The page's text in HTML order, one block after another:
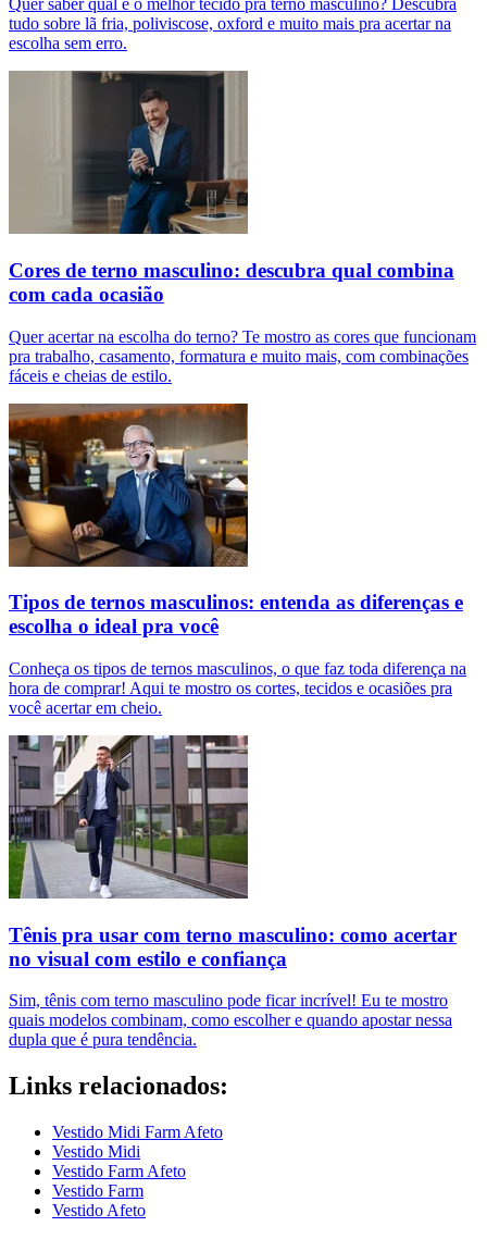
Quer saber qual é o melhor tecido pra terno masculino? Descubra
tudo sobre lã fria, poliviscose, oxford e muito mais pra acertar na
escolha sem erro.
Cores de terno masculino: descubra qual combina
com cada ocasião
Quer acertar na escolha do terno? Te mostro as cores que funcionam
pra trabalho, casamento, formatura e muito mais, com combinações
fáceis e cheias de estilo.
Tipos de ternos masculinos: entenda as diferenças e
escolha o ideal pra você
Conheça os tipos de ternos masculinos, o que faz toda diferença na
hora de comprar! Aqui te mostro os cortes, tecidos e ocasiões pra
você acertar em cheio.
Tênis pra usar com terno masculino: como acertar
no visual com estilo e confiança
Sim, tênis com terno masculino pode ficar incrível! Eu te mostro
quais modelos combinam, como escolher e quando apostar nessa
dupla que é pura tendência.
Links relacionados:
Vestido Midi Farm Afeto
Vestido Midi
Vestido Farm Afeto
Vestido Farm
Vestido Afeto